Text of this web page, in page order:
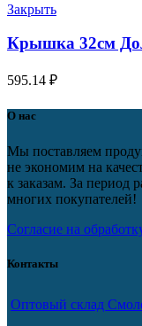
Закрыть
Крышка 32см
595.14 ₽
О нас
Мы поставляем
не экономим на
к заказам. За период
многих покупателей!
Согласие на
Контакты
Оптовый склад